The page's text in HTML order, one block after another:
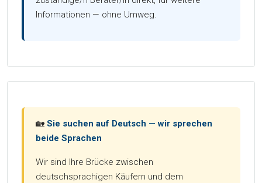
Informationen — ohne Umweg.
🏡 Sie suchen auf Deutsch — wir sprechen
beide Sprachen
Wir sind Ihre Brücke zwischen
deutschsprachigen Käufern und dem